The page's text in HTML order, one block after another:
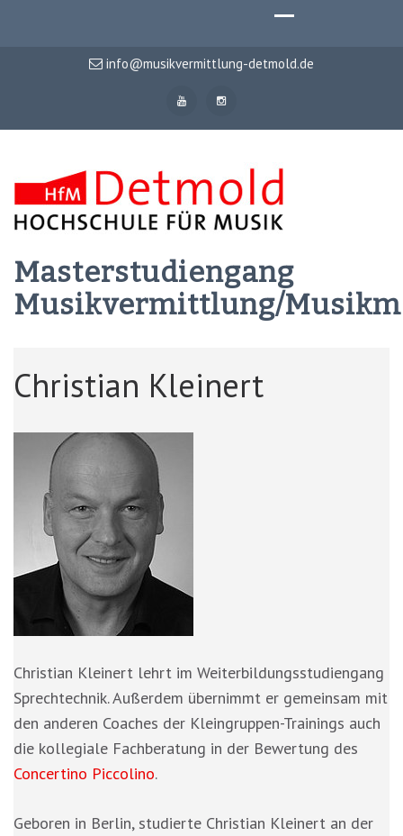
info@musikvermittlung-detmold.de
Masterstudiengang
Musikvermittlung/
Christian Kleinert
Christian Kleinert lehrt im Weiterbildungsstudiengang
Sprechtechnik. Außerdem übernimmt er gemeinsam mit
den anderen Coaches der Kleingruppen-Trainings auch
die kollegiale Fachberatung in der Bewertung des
Concertino Piccolino.
Geboren in Berlin, studierte Christian Kleinert an der